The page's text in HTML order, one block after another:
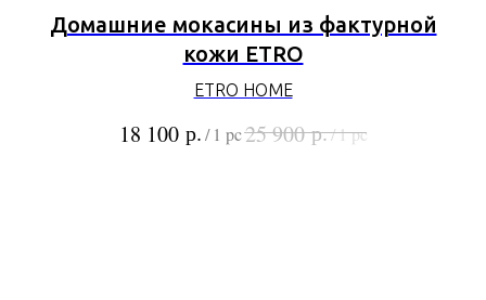
Домашние мокасины из фактурной
кожи ETRO
ETRO HOME
18 100 р./ 1 pc25 900 р./1 pc